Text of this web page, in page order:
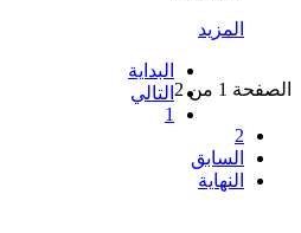
المزيد
الصفحة 1 من 2
البداية
التالي
1
2
السابق
النهاية